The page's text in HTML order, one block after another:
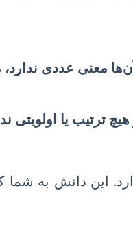
معنی عددی ندارد،
ترتیب یا اولویتی
این دانش به شما